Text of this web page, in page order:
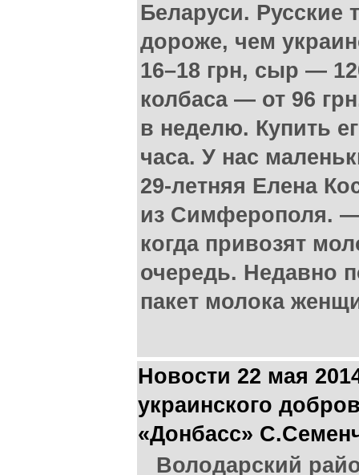
Беларуси. Русские
дороже, чем
16–18 грн, сыр —
колбаса — от 96
в неделю. Купить
часа. У нас
29-летняя Елена
из Симферополя.
когда привозят
очередь. Недавно
пакет молока
Новости 22 мая
украинского
«Донбасс»
Володарский